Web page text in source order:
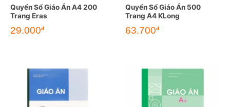
Quyển Sổ Giáo Án A4 200
Trang Eras
29.000đ
Quyển Sổ Giáo Án 500
Trang A4 KLong
63.700đ